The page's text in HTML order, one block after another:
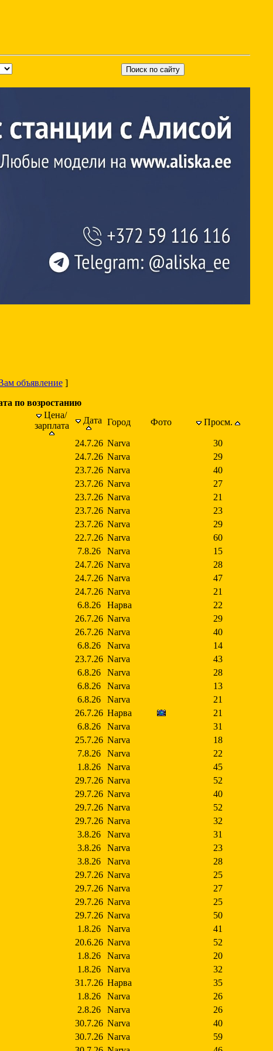
объявление]
по возростанию
Цена/
зарплата
Дата Город Фото Просм.
24.7.26 Narva
30
24.7.26 Narva
29
23.7.26 Narva
40
23.7.26 Narva
27
23.7.26 Narva
21
23.7.26 Narva
23
23.7.26 Narva
29
22.7.26 Narva
60
7.8.26 Narva
15
24.7.26 Narva
28
24.7.26 Narva
47
24.7.26 Narva
21
6.8.26 Нарва
22
26.7.26 Narva
29
26.7.26 Narva
40
6.8.26 Narva
14
23.7.26 Narva
43
6.8.26 Narva
28
6.8.26 Narva
13
6.8.26 Narva
21
26.7.26 Нарва
21
6.8.26 Narva
31
25.7.26 Narva
18
7.8.26 Narva
22
1.8.26 Narva
45
29.7.26 Narva
52
29.7.26 Narva
40
29.7.26 Narva
52
29.7.26 Narva
32
3.8.26 Narva
31
3.8.26 Narva
23
3.8.26 Narva
28
29.7.26 Narva
25
29.7.26 Narva
27
29.7.26 Narva
25
29.7.26 Narva
50
1.8.26 Narva
41
20.6.26 Narva
52
1.8.26 Narva
20
1.8.26 Narva
32
31.7.26 Нарва
35
1.8.26 Narva
26
2.8.26 Narva
26
30.7.26 Narva
40
30.7.26 Narva
59